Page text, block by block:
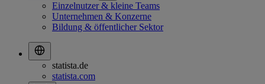
Einzelnutzer & kleine Teams
Unternehmen & Konzerne
Bildung & öffentlicher Sektor
statista.de
statista.com